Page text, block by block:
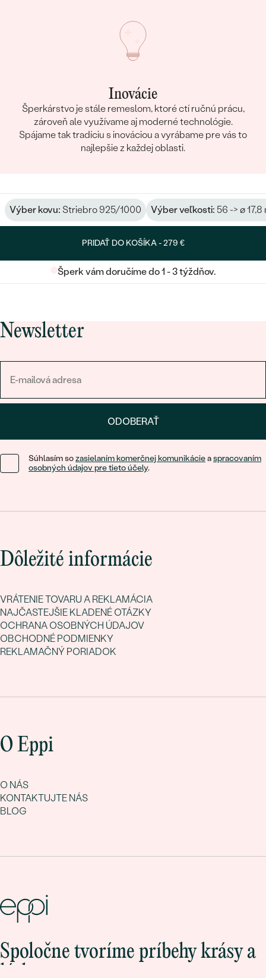
Inovácie
Šperkárstvo je stále remeslom, ktoré ctí ručnú prácu,
zároveň ale využívame aj moderné technológie.
Spájame tak tradíciu s inováciou a vyrábame pre vás to
najlepšie z každej oblasti.
Výber kovu: Striebro 925/1000 Výber veľkosti: 56 -> ø
PRIDAŤ DO KOŠÍKA -279 €
Šperk vám doručíme do 1 - 3 týždňov.
Newsletter
ODOBERAŤ
Súhlasím sozasielaním komerčnej komunikácieaspracovaním
osobných údajov pre tieto účely.
Dôležité informácie
VRÁTENIE TOVARU A REKLAMÁCIA
NAJČASTEJŠIE KLADENÉ OTÁZKY
OCHRANA OSOBNÝCH ÚDAJOV
OBCHODNÉ PODMIENKY
REKLAMAČNÝ PORIADOK
O Eppi
O NÁS
KONTAKTUJTE NÁS
BLOG
Spoločne tvoríme príbehy krásy a